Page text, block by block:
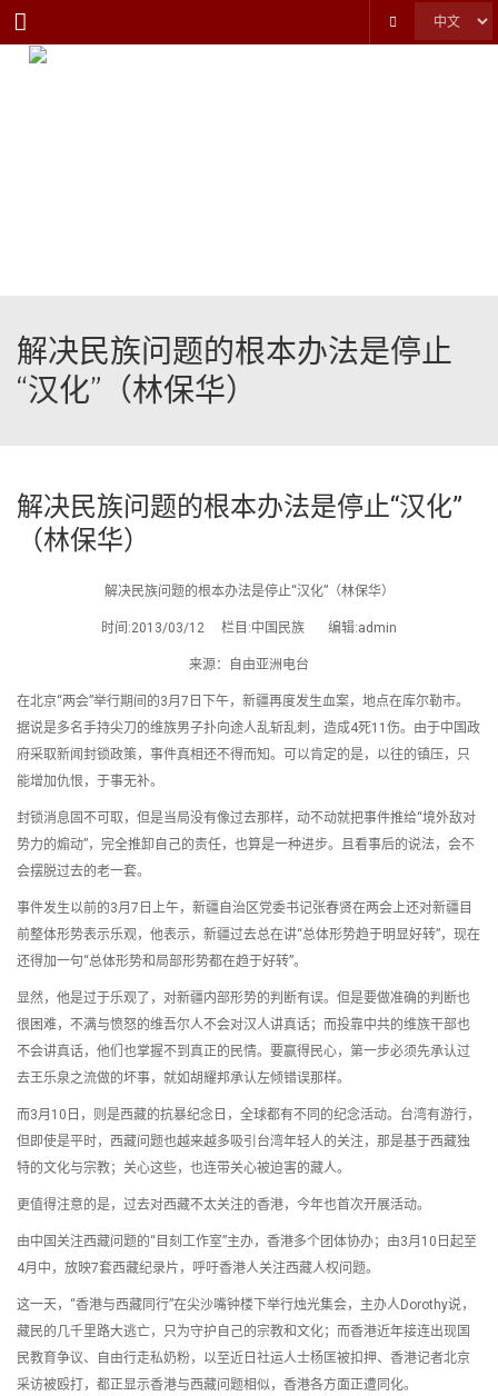
Menu
解决民族问题的根本办法是停止
“汉化”（林保华）
解决民族问题的根本办法是停止“汉化”
（林保华）
解决民族问题的根本办法是停止“汉化”（林保华）
时间:2013/03/12 栏目:中国民族 编辑:admin
来源：自由亚洲电台
在北京“两会”举行期间的3月7日下午，新疆再度发生血案，地点在库尔勒市。
据说是多名手持尖刀的维族男子扑向途人乱斩乱刺，造成4死11伤。由于中国政
府采取新闻封锁政策，事件真相还不得而知。可以肯定的是，以往的镇压，只
能增加仇恨，于事无补。
封锁消息固不可取，但是当局没有像过去那样，动不动就把事件推给“境外敌对
势力的煽动”，完全推卸自己的责任，也算是一种进步。且看事后的说法，会不
会摆脱过去的老一套。
事件发生以前的3月7日上午，新疆自治区党委书记张春贤在两会上还对新疆目
前整体形势表示乐观，他表示，新疆过去总在讲“总体形势趋于明显好转”，现在
还得加一句“总体形势和局部形势都在趋于好转”。
显然，他是过于乐观了，对新疆内部形势的判断有误。但是要做准确的判断也
很困难，不满与愤怒的维吾尔人不会对汉人讲真话；而投靠中共的维族干部也
不会讲真话，他们也掌握不到真正的民情。要赢得民心，第一步必须先承认过
去王乐泉之流做的坏事，就如胡耀邦承认左倾错误那样。
而3月10日，则是西藏的抗暴纪念日，全球都有不同的纪念活动。台湾有游行，
但即使是平时，西藏问题也越来越多吸引台湾年轻人的关注，那是基于西藏独
特的文化与宗教；关心这些，也连带关心被迫害的藏人。
更值得注意的是，过去对西藏不太关注的香港，今年也首次开展活动。
由中国关注西藏问题的“目刻工作室”主办，香港多个团体协办；由3月10日起至
4月中，放映7套西藏纪录片，呼吁香港人关注西藏人权问题。
这一天，“香港与西藏同行”在尖沙嘴钟楼下举行烛光集会，主办人Dorothy说，
藏民的几千里路大逃亡，只为守护自己的宗教和文化；而香港近年接连出现国
民教育争议、自由行走私奶粉，以至近日社运人士杨匡被扣押、香港记者北京
采访被殴打，都正显示香港与西藏问题相似，香港各方面正遭同化。